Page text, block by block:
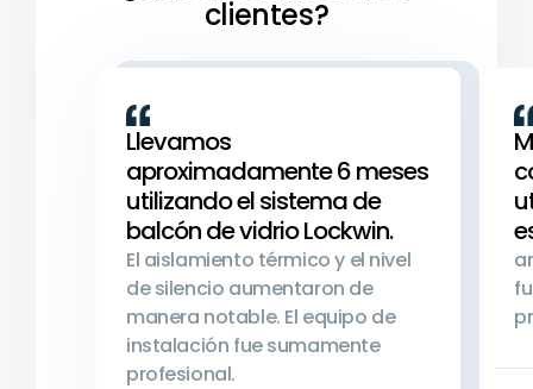
clientes?
Llevamos
aproximadamente 6 meses
utilizando el sistema de
balcón de vidrio Lockwin.
El aislamiento térmico y el nivel
de silencio aumentaron de
manera notable. El equipo de
instalación fue sumamente
profesional.